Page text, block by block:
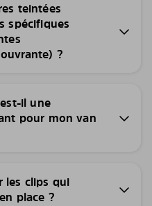
teintées
spécifiques
?
il une
pour mon van
les clips qui
place ?